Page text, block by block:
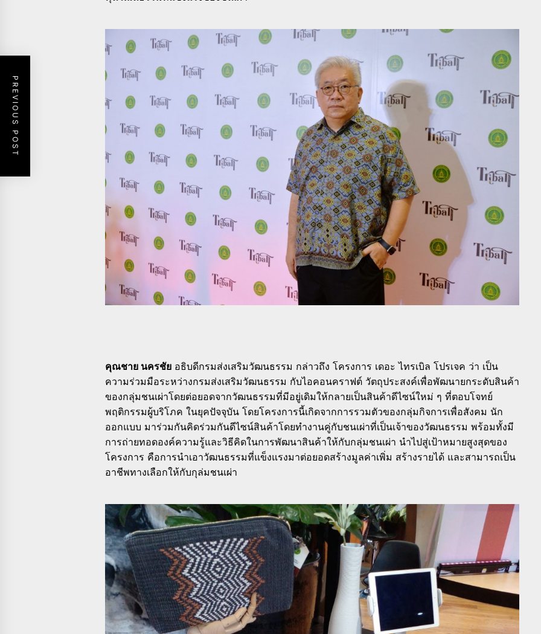
คุณชาย นครชัย อธิบดีกรมส่งเสริมวัฒนธรรม กล่าวถึง โครงการ เดอะ ไทรเบิล โปรเจค ว่า เป็น
ความร่วมมือระหว่างกรมส่งเสริมวัฒนธรรม กับไอคอนคราฟต์ วัตถุประสงค์เพื่อพัฒนายกระดับสินค้า
ของกลุ่มชนเผ่าโดยต่อยอดจากวัฒนธรรมที่มีอยู่เดิมให้กลายเป็นสินค้าดีไซน์ใหม่ ๆ ที่ตอบโจทย์
พฤติกรรมผู้บริโภค ในยุคปัจจุบัน โดยโครงการนี้เกิดจากการรวมตัวของกลุ่มกิจการเพื่อสังคม นัก
ออกแบบ มาร่วมกันคิดร่วมกันดีไซน์สินค้าโดยทำงานคู่กับชนเผ่าที่เป็นเจ้าของวัฒนธรรม พร้อมทั้งมี
การถ่ายทอดองค์ความรู้และวิธีคิดในการพัฒนาสินค้าให้กับกลุ่มชนเผ่า นำไปสู่เป้าหมายสูงสุดของ
โครงการ คือการนำเอาวัฒนธรรมที่แข็งแรงมาต่อยอดสร้างมูลค่าเพิ่ม สร้างรายได้ และสามารถเป็น
อาชีพทางเลือกให้กับกุล่มชนเผ่า
PREVIOUS POST